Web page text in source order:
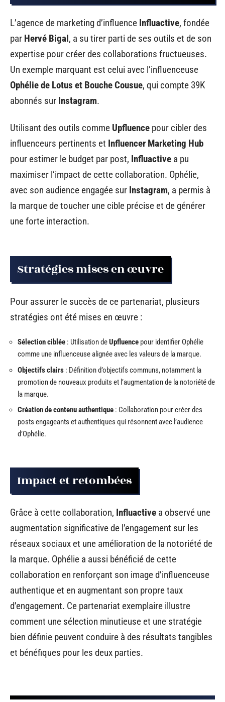
L’agence de marketing d’influence Influactive, fondée
par Hervé Bigal, a su tirer parti de ses outils et de son
expertise pour créer des collaborations fructueuses.
Un exemple marquant est celui avec l’influenceuse
Ophélie de Lotus et Bouche Cousue, qui compte 39K
abonnés sur Instagram.
Utilisant des outils comme Upfluence pour cibler des
influenceurs pertinents et Influencer Marketing Hub
pour estimer le budget par post, Influactive a pu
maximiser l’impact de cette collaboration. Ophélie,
avec son audience engagée sur Instagram, a permis à
la marque de toucher une cible précise et de générer
une forte interaction.
Stratégies mises en œuvre
Pour assurer le succès de ce partenariat, plusieurs
stratégies ont été mises en œuvre :
Sélection ciblée : Utilisation deUpfluence pour identifier Ophélie
comme une influenceuse alignée avec les valeurs de la marque.
Objectifs clairs : Définition d’objectifs communs, notamment la
promotion de nouveaux produits et l’augmentation de la notoriété de
la marque.
Création de contenu authentique : Collaboration pour créer des
posts engageants et authentiques qui résonnent avec l’audience
d’Ophélie.
Impact et retombées
Grâce à cette collaboration, Influactive a observé une
augmentation significative de l’engagement sur les
réseaux sociaux et une amélioration de la notoriété de
la marque. Ophélie a aussi bénéficié de cette
collaboration en renforçant son image d’influenceuse
authentique et en augmentant son propre taux
d’engagement. Ce partenariat exemplaire illustre
comment une sélection minutieuse et une stratégie
bien définie peuvent conduire à des résultats tangibles
et bénéfiques pour les deux parties.